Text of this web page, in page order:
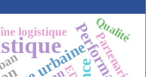
Partenariat
logistique Qualité